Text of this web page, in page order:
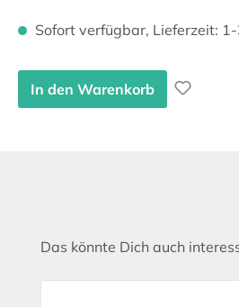
Sofort verfügbar, Lieferzeit:
In den Warenkorb
Produktgalerie überspringen
Das könnte Dich auch